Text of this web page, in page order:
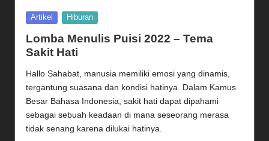
Posted
Artikel Hiburan
Lomba Menulis Puisi 2022 – Tema
Sakit Hati
Hallo Sahabat, manusia memiliki emosi yang dinamis,
tergantung suasana dan kondisi hatinya. Dalam Kamus
Besar Bahasa Indonesia, sakit hati dapat dipahami
sebagai sebuah keadaan di mana seseorang merasa
tidak senang karena dilukai hatinya.